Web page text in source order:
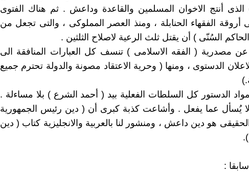
) الذى أنتج الاخوان المسلمين والقاعدة وداعش . ثم هناك الفتوى
الفقهاء الحنابلة ، ومنذ العصر المملوكى ، والتى تجعل من
السُنّى ) أن يقتل ثلث الرعية لاصلاح الثلثين .
عن مصدرية ( الفقه الاسلامى ) تنسف كل العبارات المنافقة الى
الدستوى ، ومنها ( وحرية الاعتقاد مصونة والدولة تحترم جميع
الدستور كل السلطات الفعلية بيد ( أحمد الشرع ) بلا مساءلة .
لا يُسأل عما يفعل . وأشاعت كذبة كبرى أن ( دين رئيس الجمهورية
الحقيقى هو دين داعش ، ومنشور لنا بالعربية والانجليزية كتاب ( دين
: